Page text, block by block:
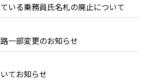
いる乗務員氏名札の廃止について
一部変更のお知らせ
てお知らせ